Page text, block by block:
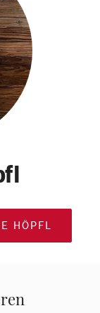
HÖPFL